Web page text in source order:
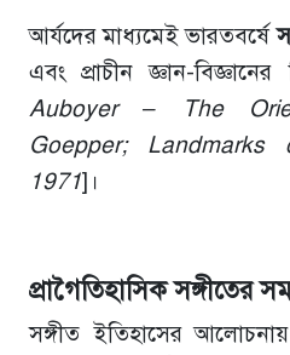
আর্যদের মাধ্যমেই ভারতবর্ষে
এবং প্রাচীন জ্ঞান-
Auboyer – The
Goepper;
1971]।
প্রাগৈতিহাসিক সঙ্গীতের
সঙ্গীত ইতিহাসের আলোচনায়